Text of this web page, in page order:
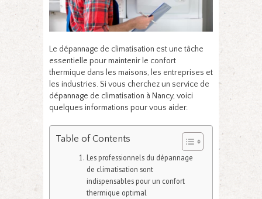
Le dépannage de climatisation est une tâche
essentielle pour maintenir le confort
thermique dans les maisons, les entreprises et
les industries. Si vous cherchez un service de
dépannage de climatisation à Nancy, voici
quelques informations pour vous aider.
Table of Contents
Les professionnels du dépannage
de climatisation sont
indispensables pour un confort
thermique optimal